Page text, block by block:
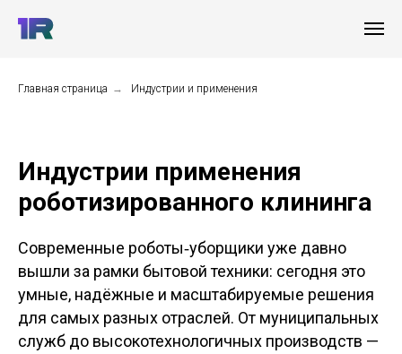
Главная страница → Индустрии и применения
Индустрии применения
роботизированного клининга
Современные роботы‑уборщики уже давно
вышли за рамки бытовой техники: сегодня это
умные, надёжные и масштабируемые решения
для самых разных отраслей. От муниципальных
служб до высокотехнологичных производств —